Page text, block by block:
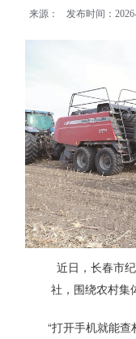
来源： 发布时间：
近日，长春市
社，围绕农村集
“打开手机就能